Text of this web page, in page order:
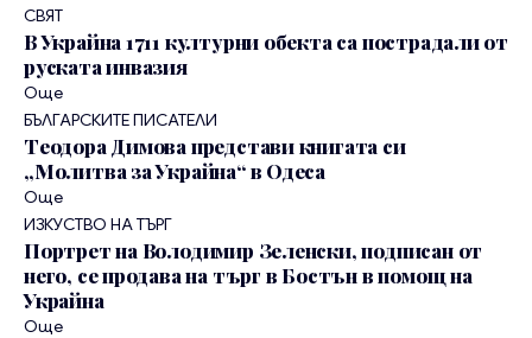
СВЯТ
В Украйна 1711 културни обекта са пострадали от
руската инвазия
Още
БЪЛГАРСКИТЕ ПИСАТЕЛИ
Теодора Димова представи книгата си
„Молитва за Украйна“ в Одеса
Още
ИЗКУСТВО НА ТЪРГ
Портрет на Володимир Зеленски, подписан от
него, се продава на търг в Бостън в помощ на
Украйна
Още